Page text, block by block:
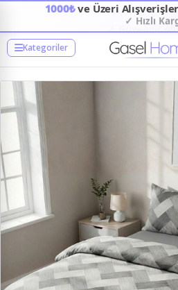
1000₺ve Üzeri
✓ Hızlı
✓ Güvenilir
Kategoriler